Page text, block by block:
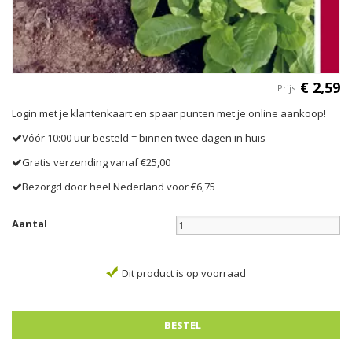
Prijs € 2,59
Login met je klantenkaart en spaar punten met je online aankoop!
Vóór 10:00 uur besteld = binnen twee dagen in huis
Gratis verzending vanaf €25,00
Bezorgd door heel Nederland voor €6,75
Aantal
Dit product is op voorraad